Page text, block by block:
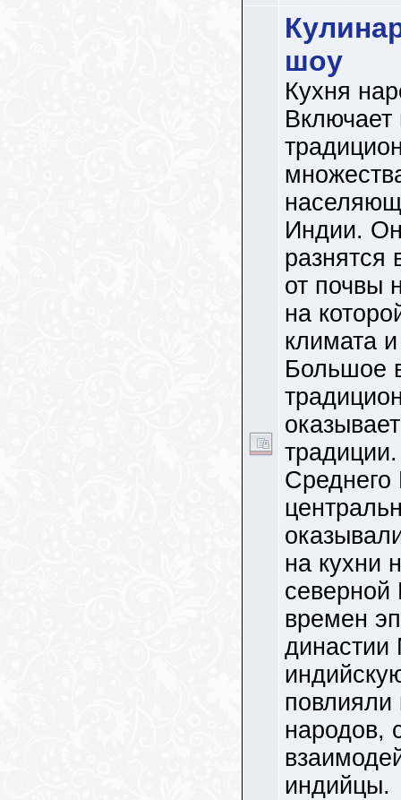
шоу
Кухня
Включает
Индии.
разнятся
от почвы
на
климата
Большое
Среднего
на кухни
времен
династии
повлияли
народов,
индийцы.